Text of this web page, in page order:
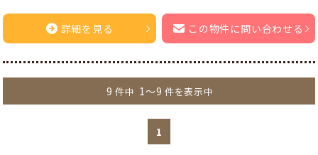
詳細を見る この物件に問い合わせる
9 件中 1～9 件を表示中
1